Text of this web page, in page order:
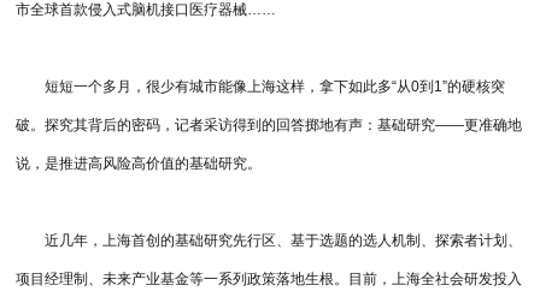
市全球首款侵入式脑机接口医疗器械……
短短一个多月，很少有城市能像上海这样，拿下如此多“从0到1”的硬核突
破。探究其背后的密码，记者采访得到的回答掷地有声：基础研究——更准确地
说，是推进高风险高价值的基础研究。
近几年，上海首创的基础研究先行区、基于选题的选人机制、探索者计划、
项目经理制、未来产业基金等一系列政策落地生根。目前，上海全社会研发投入